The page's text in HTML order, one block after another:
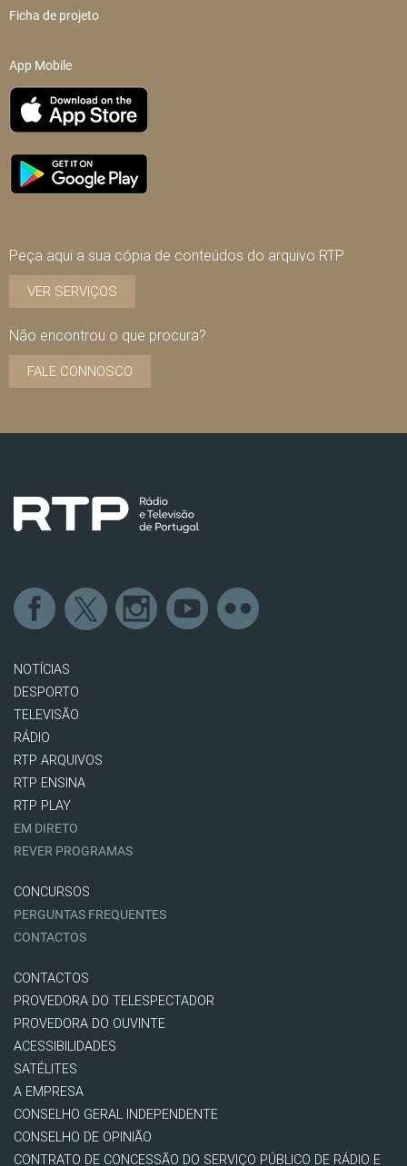
Ficha de projeto
App Mobile
Peça aqui a sua cópia de conteúdos do arquivo RTP
VER SERVIÇOS
Não encontrou o que procura?
FALE CONNOSCO
NOTÍCIAS
DESPORTO
TELEVISÃO
RÁDIO
RTP ARQUIVOS
RTP ENSINA
RTP PLAY
EM DIRETO
REVER PROGRAMAS
CONCURSOS
PERGUNTAS FREQUENTES
CONTACTOS
CONTACTOS
PROVEDORA DO TELESPECTADOR
PROVEDORA DO OUVINTE
ACESSIBILIDADES
SATÉLITES
A EMPRESA
CONSELHO GERAL INDEPENDENTE
CONSELHO DE OPINIÃO
CONTRATO DE CONCESSÃO DO SERVIÇO PÚBLICO DE RÁDIO E